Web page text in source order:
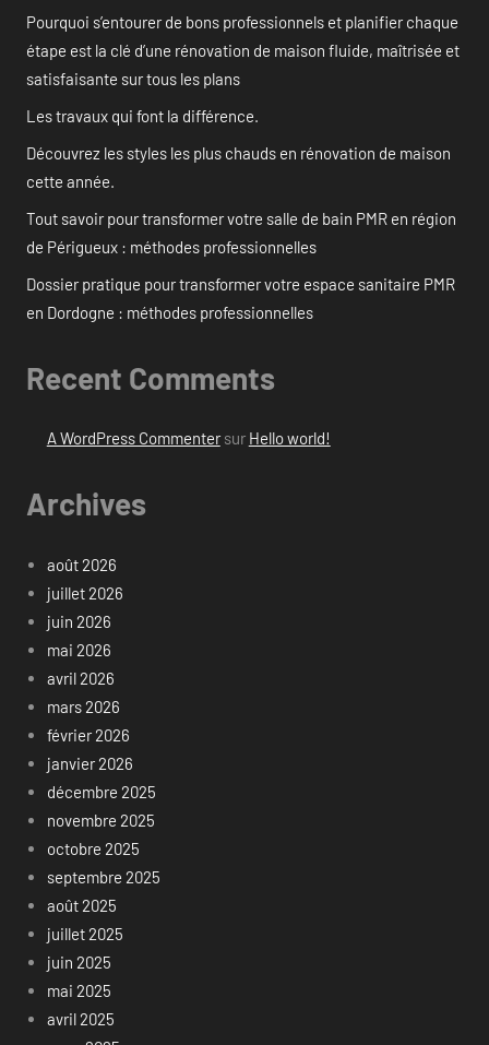
Pourquoi s’entourer de bons professionnels et planifier chaque
étape est la clé d’une rénovation de maison fluide, maîtrisée et
satisfaisante sur tous les plans
Les travaux qui font la différence.
Découvrez les styles les plus chauds en rénovation de maison
cette année.
Tout savoir pour transformer votre salle de bain PMR en région
de Périgueux : méthodes professionnelles
Dossier pratique pour transformer votre espace sanitaire PMR
en Dordogne : méthodes professionnelles
Recent Comments
A WordPress Commentersur Hello world!
Archives
août 2026
juillet 2026
juin 2026
mai 2026
avril 2026
mars 2026
février 2026
janvier 2026
décembre 2025
novembre 2025
octobre 2025
septembre 2025
août 2025
juillet 2025
juin 2025
mai 2025
avril 2025